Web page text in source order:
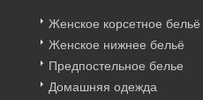
Женское корсетное бельё
Женское нижнее бельё
Предпостельное белье
Домашняя одежда